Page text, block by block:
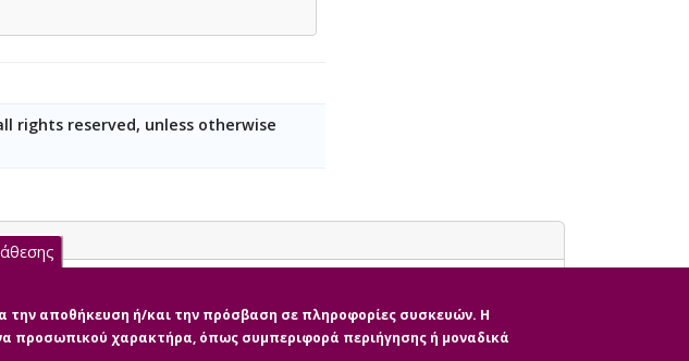
rights reserved, unless otherwise
γλώσσα
την αποθήκευση ή/και την πρόσβαση σε πληροφορίες συσκευών. Η
προσωπικού χαρακτήρα, όπως συμπεριφορά περιήγησης ή μοναδικά